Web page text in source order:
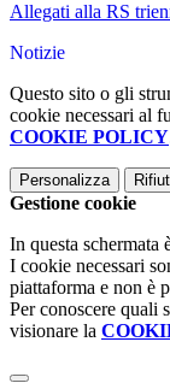
Allegati alla RS
Notizie
Questo sito o gli
cookie necessari al
COOKIE POLICY
Personalizza
Gestione cookie
In questa schermata
I cookie necessari
piattaforma e non è
Per conoscere quali
visionare la